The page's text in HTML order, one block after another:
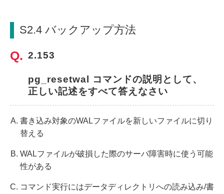
S2.4 バックアップ方法
2.153
pg_resetwal コマンドの説明として、
正しい記述をすべて答えなさい
書き込み対象のWALファイルを新しいファイルに切り
替える
WALファイルが破損した際のサーバ障害時に使う可能
性がある
コマンド実行にはデータディレクトリへの読み込み/書